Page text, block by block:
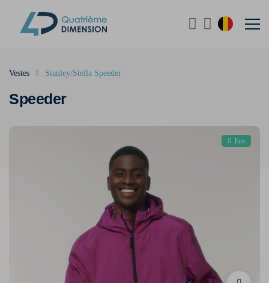
Speeder
Vestes Stanley/Stella Speeder
Eco